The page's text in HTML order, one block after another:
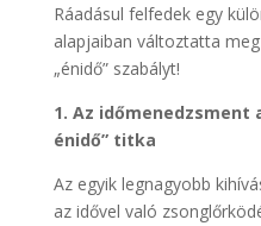
Ráadásul felfedek egy
alapjaiban változtatta
„énidő” szabályt!
1. Az időmenedzsment
énidő” titka
Az egyik legnagyobb
az idővel való